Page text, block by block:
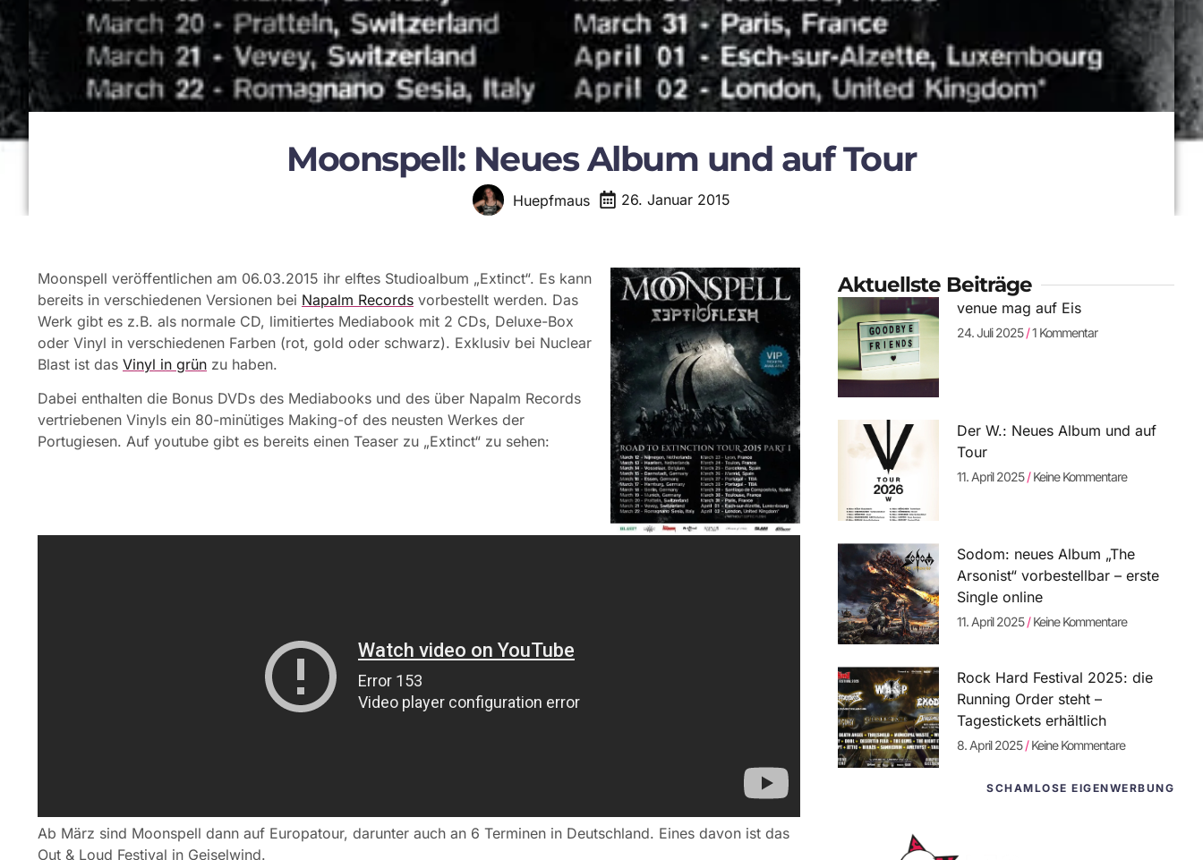
Moonspell: Neues Album und auf Tour
Huepfmaus 26. Januar 2015
Moonspell veröffentlichen am 06.03.2015 ihr elftes Studioalbum „Extinct“. Es kann
bereits in verschiedenen Versionen bei Napalm Records vorbestellt werden. Das
Werk gibt es z.B. als normale CD, limitiertes Mediabook mit 2 CDs, Deluxe-Box
oder Vinyl in verschiedenen Farben (rot, gold oder schwarz). Exklusiv bei Nuclear
Blast ist das Vinyl in grün zu haben.
Dabei enthalten die Bonus DVDs des Mediabooks und des über Napalm Records
vertriebenen Vinyls ein 80-minütiges Making-of des neusten Werkes der
Portugiesen. Auf youtube gibt es bereits einen Teaser zu „Extinct“ zu sehen:
Ab März sind Moonspell dann auf Europatour, darunter auch an 6 Terminen in Deutschland. Eines davon ist das
Out & Loud Festival in Geiselwind.
Aktuellste Beiträge
venue mag auf Eis
24. Juli 2025 1 Kommentar
Der W.: Neues Album und auf
Tour
11. April 2025 Keine Kommentare
Sodom: neues Album „The
Arsonist“ vorbestellbar – erste
Single online
11. April 2025 Keine Kommentare
Rock Hard Festival 2025: die
Running Order steht –
Tagestickets erhältlich
8. April 2025 Keine Kommentare
SCHAMLOSE EIGENWERBUNG